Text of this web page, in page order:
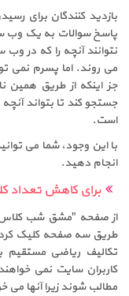
بازدید کنندگان برای
پاسخ سوالات به یک وب
نتوانند آنچه را که در
می روند. اما پسرم نمی
جز اینکه از طریق
جستجو کند تا بتواند آنچه
است.
با این وجود، شما می
انجام دهید.
برای کاهش تعداد
از صفحه "مشق شب کلاس
طریق سه صفحه کلیک
تکالیف ریاضی مستقیم
کاربران سایت نمی
مطالب شوند زیرا آنها می